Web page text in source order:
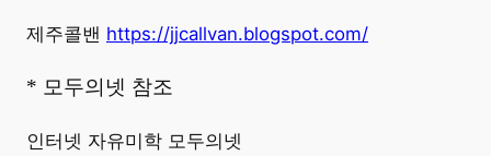
제주콜밴 https://jjcallvan.blogspot.com/
* 모두의넷 참조
인터넷 자유미학 모두의넷